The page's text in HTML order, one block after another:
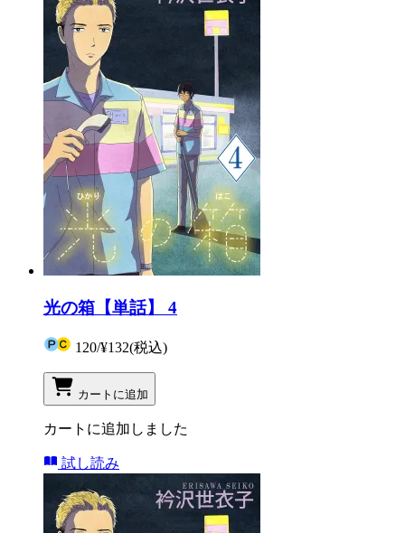
光の箱【単話】 4
120/¥132(税込)
カートに追加
カートに追加しました
試し読み